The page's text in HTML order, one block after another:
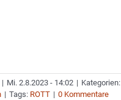
| Mi. 2.8.2023 - 14:02 | Kategorien:
| Tags: ROTT | 0 Kommentare